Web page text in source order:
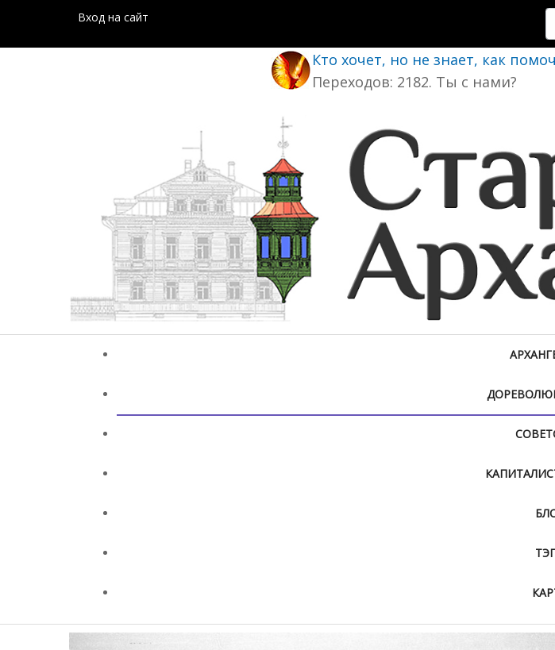
Вход на сайт
Кто хочет, но не знает, как
Переходов: 2182. Ты с нами?